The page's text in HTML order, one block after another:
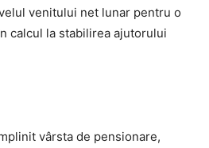
venitului net lunar pentru o
calcul la stabilirea ajutorului
vârsta de pensionare,